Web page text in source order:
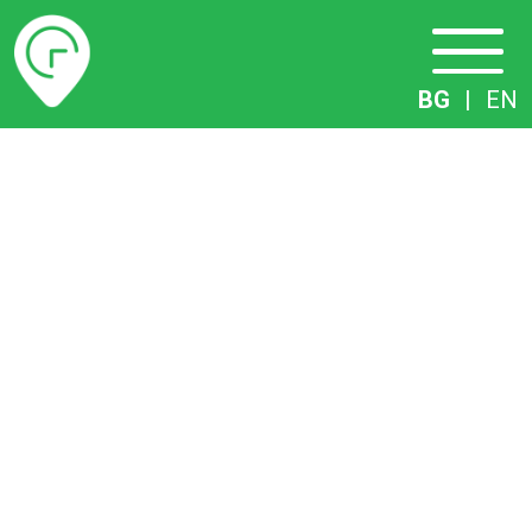
Разписание
BG | EN